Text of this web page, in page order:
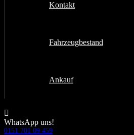
Kontakt
Fahrzeugbestand
Ankauf
WhatsApp uns!
0151 701 09 459